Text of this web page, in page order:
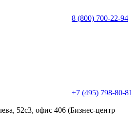
8 (800) 700-22-94
+7 (495) 798-80-81
52с3, офис 406 (Бизнес-центр